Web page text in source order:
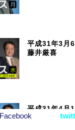
平成31年3月
藤井厳喜
平成31年4月
× 藤井厳喜
Facebook